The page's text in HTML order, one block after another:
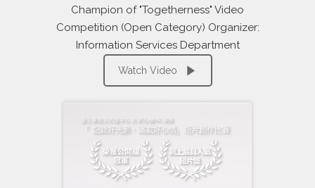
Champion of "Togetherness" Video
Competition (Open Category) Organizer:
Information Services Department
Watch Video